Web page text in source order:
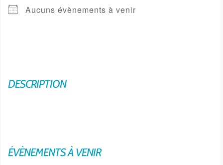
Aucuns évènements à venir
DESCRIPTION
ÉVÈNEMENTS À VENIR